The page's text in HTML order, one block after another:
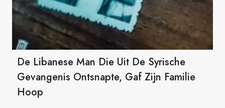
De Libanese Man Die Uit De Syrische
Gevangenis Ontsnapte, Gaf Zijn Familie
Hoop